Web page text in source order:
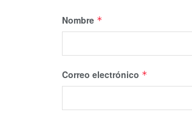
Nombre *
Correo electrónico *